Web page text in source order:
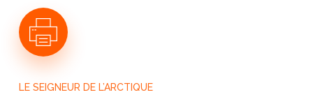
LES AUTRES PEUPLES DU GRAND NORD
L’ARCTIQUE AUJOURD’HUI
L’AUGMENTATION DE L’EFFET DE SERRE
LES CONSÉQUENCES DU
LE SEIGNEUR DE L’ARCTIQUE